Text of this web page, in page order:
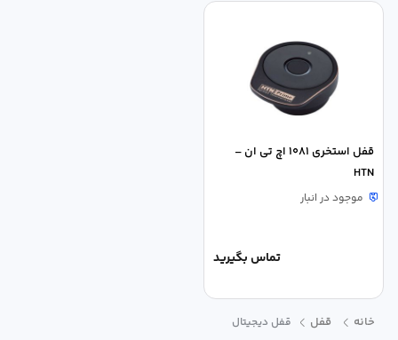
قفل استخری 1081 اچ تی ان –
HTN
موجود در انبار
تماس بگیرید
خانه قفل قفل دیجیتال